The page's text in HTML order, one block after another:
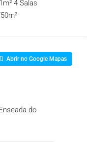
4 Salas
Abrir no Google Mapas
do